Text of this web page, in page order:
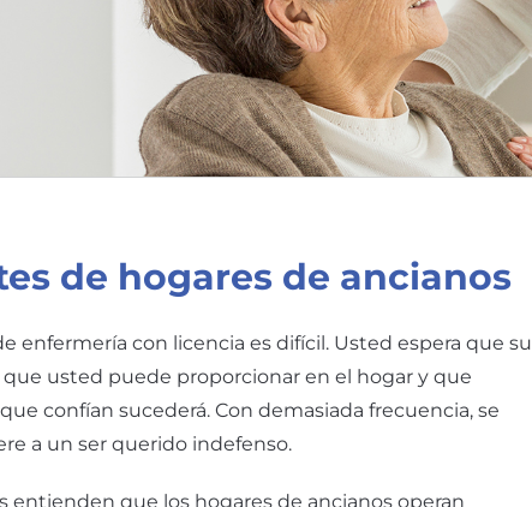
de hogares de ancianos
enfermería con licencia es difícil. Usted espera que su
usted puede proporcionar en el hogar y que
confían sucederá. Con demasiada frecuencia, se
a un ser querido indefenso.
entienden que los hogares de ancianos operan